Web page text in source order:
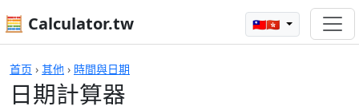
🧮 Calculator.tw 🇹🇼🇭🇰
首页 › 其他 › 時間與日期
日期計算器
計算機